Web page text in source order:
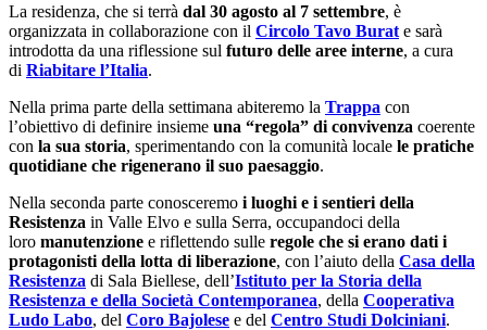
La residenza, che si terrà dal 30 agosto al 7 settembre, è
organizzata in collaborazione con il Circolo Tavo Burat e sarà
introdotta da una riflessione sul futuro delle aree interne, a cura
di Riabitare l’Italia.
Nella prima parte della settimana abiteremo la Trappa con
l’obiettivo di definire insieme una “regola” di convivenza coerente
con la sua storia, sperimentando con la comunità locale le pratiche
quotidiane che rigenerano il suo paesaggio.
Nella seconda parte conosceremo i luoghi e i sentieri della
Resistenza in Valle Elvo e sulla Serra, occupandoci della
loro manutenzione e riflettendo sulle regole che si erano dati i
protagonisti della lotta di liberazione, con l’aiuto della Casa della
Resistenza di Sala Biellese, dell’Istituto per la Storia della
Resistenza e della Società Contemporanea, della Cooperativa
Ludo Labo, del Coro Bajolese e del Centro Studi Dolciniani.